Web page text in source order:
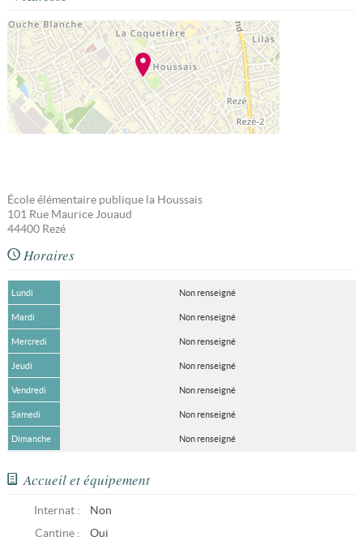
École élémentaire publique la Houssais
101 Rue Maurice Jouaud
44400 Rezé
Horaires
Lundi Non renseigné
Mardi Non renseigné
Mercredi Non renseigné
Jeudi Non renseigné
Vendredi Non renseigné
Samedi Non renseigné
Dimanche Non renseigné
Accueil et équipement
Internat :
Non
Cantine :
Oui